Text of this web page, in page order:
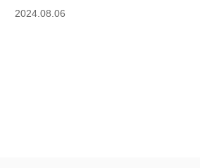
2024.08.06